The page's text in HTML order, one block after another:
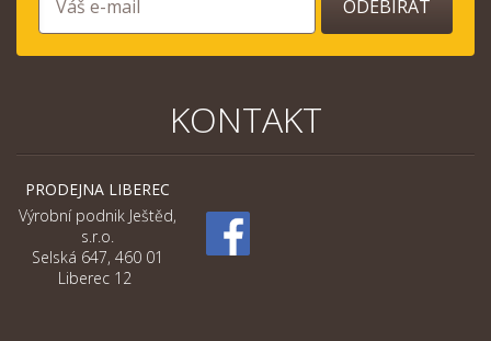
ODEBÍRAT
KONTAKT
PRODEJNA LIBEREC
Výrobní podnik Ještěd,
s.r.o.
Selská 647, 460 01
Liberec 12